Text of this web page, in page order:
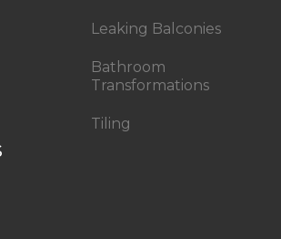
Leaking Balconies
Bathroom
Transformations
Tiling